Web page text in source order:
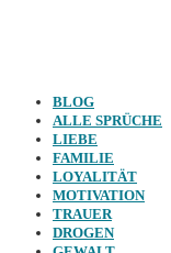
BLOG
ALLE SPRÜCHE
LIEBE
FAMILIE
LOYALITÄT
MOTIVATION
TRAUER
DROGEN